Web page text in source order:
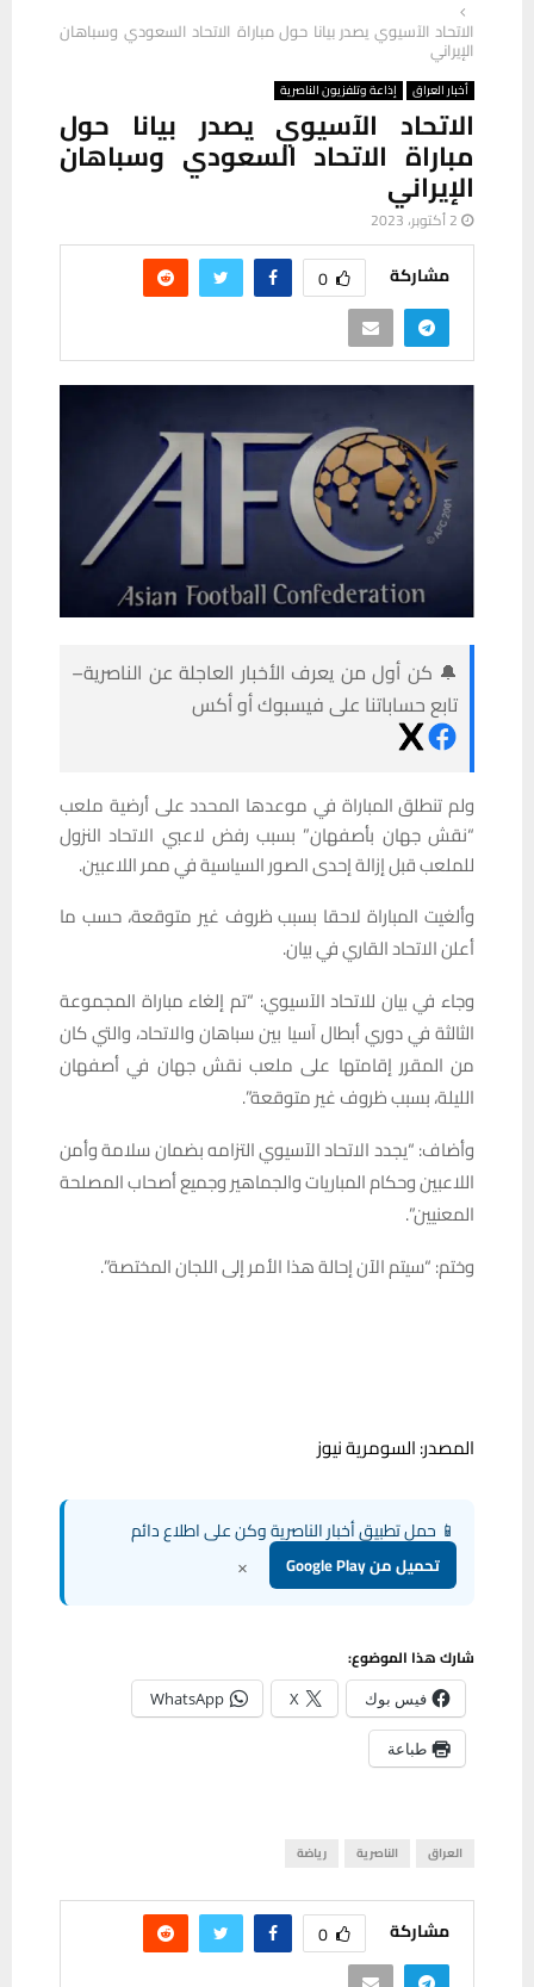
الاتحاد الآسيوي يصدر بيانا حول مباراة الاتحاد السعودي وسباهان
الإيراني
أخبار العراق إذاعة وتلفزيون الناصرية
الاتحاد الآسيوي يصدر بيانا حول
مباراة الاتحاد السعودي وسباهان
الإيراني
2 أكتوبر، 2023
مشاركة 0
🔔 كن أول من يعرف الأخبار العاجلة عن الناصرية–
تابع حساباتنا على فيسبوك أو أكس
ولم تنطلق المباراة في موعدها المحدد على أرضية ملعب
“نقش جهان بأصفهان” بسبب رفض لاعبي الاتحاد النزول
للملعب قبل إزالة إحدى الصور السياسية في ممر اللاعبين.
وألغيت المباراة لاحقا بسبب ظروف غير متوقعة، حسب ما
أعلن الاتحاد القاري في بيان.
وجاء في بيان للاتحاد الآسيوي: “تم إلغاء مباراة المجموعة
الثالثة في دوري أبطال آسيا بين سباهان والاتحاد، والتي كان
من المقرر إقامتها على ملعب نقش جهان في أصفهان
الليلة، بسبب ظروف غير متوقعة”.
وأضاف: “يجدد الاتحاد الآسيوي التزامه بضمان سلامة وأمن
اللاعبين وحكام المباريات والجماهير وجميع أصحاب المصلحة
المعنيين”.
وختم: “سيتم الآن إحالة هذا الأمر إلى اللجان المختصة”.
المصدر: السومرية نيوز
📱 حمل تطبيق أخبار الناصرية وكن على اطلاع دائم
تحميل من Google Play ×
شارك هذا الموضوع:
فيس بوك X
WhatsApp
طباعة
العراق الناصرية رياضة
مشاركة 0